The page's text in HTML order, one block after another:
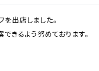
出店しました。
きるよう努めております。